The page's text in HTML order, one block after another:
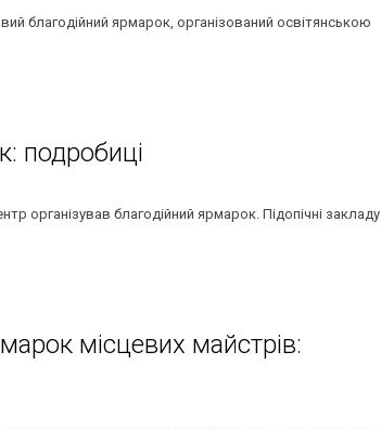
благодійний ярмарок, організований освітянською
подробиці
організував благодійний ярмарок. Підопічні закладу
місцевих майстрів: